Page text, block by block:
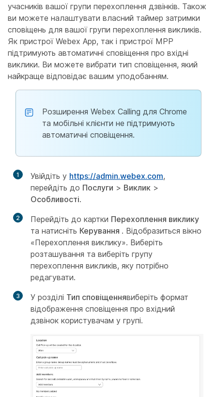
учасників вашої групи перехоплення дзвінків. Також
ви можете налаштувати власний таймер затримки
сповіщень для вашої групи перехоплення викликів.
Як пристрої Webex App, так і пристрої MPP
підтримують автоматичні сповіщення про вхідні
виклики. Ви можете вибрати тип сповіщення, який
найкраще відповідає вашим уподобанням.
Розширення Webex Calling для Chrome
та мобільні клієнти не підтримують
автоматичні сповіщення.
1 Увійдіть у https://admin.webex.com,
перейдіть до Послуги > Виклик >
Особливості.
2 Перейдіть до картки Перехоплення виклику
та натисніть Керування . Відобразиться вікно
«Перехоплення виклику». Виберіть
розташування та виберіть групу
перехоплення викликів, яку потрібно
редагувати.
3 У розділі Тип сповіщеннявиберіть формат
відображення сповіщення про вхідний
дзвінок користувачам у групі.